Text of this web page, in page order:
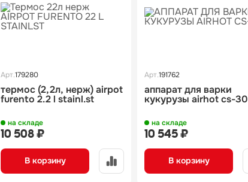
Арт.179280
термос (2,2л, нерж) airpot
furento 2.2 l stainl.st
на складе
10 508 ₽
В корзину
Арт.191762
аппарат для варки
кукурузы airhot cs-30
на складе
10 545 ₽
В корзину